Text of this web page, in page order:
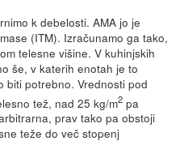
k debelosti. AMA jo je
(ITM). Izračunamo ga tako,
telesne višine. V kuhinjskih
še, v katerih enotah je to
biti potrebno. Vrednosti pod
tež, nad 25 kg/m2pa
prav tako pa obstoji
teže do več stopenj